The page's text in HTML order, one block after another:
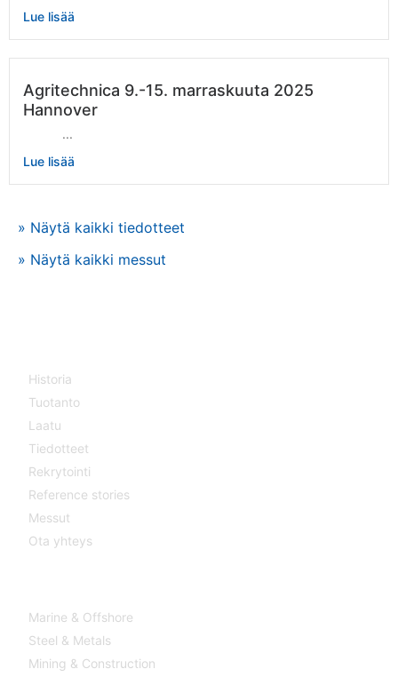
Lue lisää
Agritechnica 9.-15. marraskuuta 2025
Hannover
...
Lue lisää
» Näytä kaikki tiedotteet
» Näytä kaikki messut
Historia
Tuotanto
Laatu
Tiedotteet
Rekrytointi
Reference stories
Messut
Ota yhteys
Marine & Offshore
Steel & Metals
Mining & Construction